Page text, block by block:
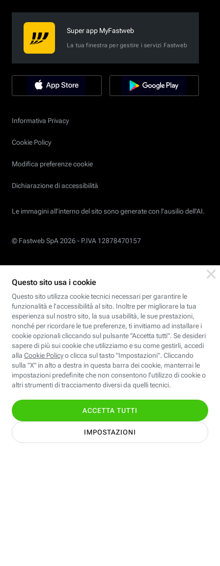
Super app MyFastweb
La tua finestra per gestire i servizi Fastweb
Informativa Privacy
Cookie Policy
Modifica preferenze cookie
Dichiarazione di accessibilità
Le immagini all’interno del sito sono generate con l'ausilio dell'AI.
© Fastweb SpA 2026 - P.IVA 12878470157